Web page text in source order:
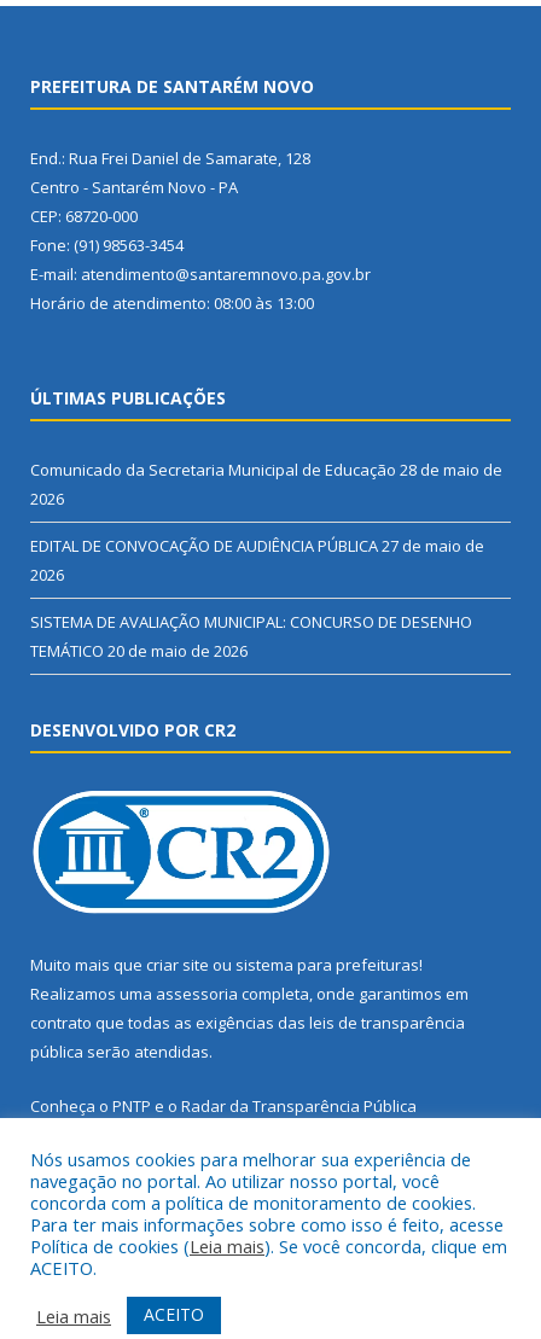
PREFEITURA DE SANTARÉM NOVO
End.: Rua Frei Daniel de Samarate, 128
Centro - Santarém Novo - PA
CEP: 68720-000
Fone: (91) 98563-3454
E-mail: atendimento@santaremnovo.pa.gov.br
Horário de atendimento: 08:00 às 13:00
ÚLTIMAS PUBLICAÇÕES
Comunicado da Secretaria Municipal de Educação 28 de maio de
2026
EDITAL DE CONVOCAÇÃO DE AUDIÊNCIA PÚBLICA27 de maio de
2026
SISTEMA DE AVALIAÇÃO MUNICIPAL: CONCURSO DE DESENHO
TEMÁTICO 20 de maio de 2026
DESENVOLVIDO POR CR2
Muito mais que criar site ou sistema para prefeituras!
Realizamos uma assessoria completa, onde garantimos em
contrato que todas as exigências das leis de transparência
pública serão atendidas.
Conheça o PNTP e o Radar da Transparência Pública
Todos os direitos reservados a Prefeitura Municipal de Santarém
Novo.
Mapa do Site
Acessar Área Administrativa
Nós usamos cookies para melhorar sua experiência de
navegação no portal. Ao utilizar nosso portal, você
concorda com a política de monitoramento de cookies.
Para ter mais informações sobre como isso é feito, acesse
Política de cookies (Leia mais). Se você concorda, clique em
ACEITO.
Leia mais
ACEITO